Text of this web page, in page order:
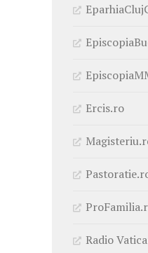
Ercis.ro
Radio